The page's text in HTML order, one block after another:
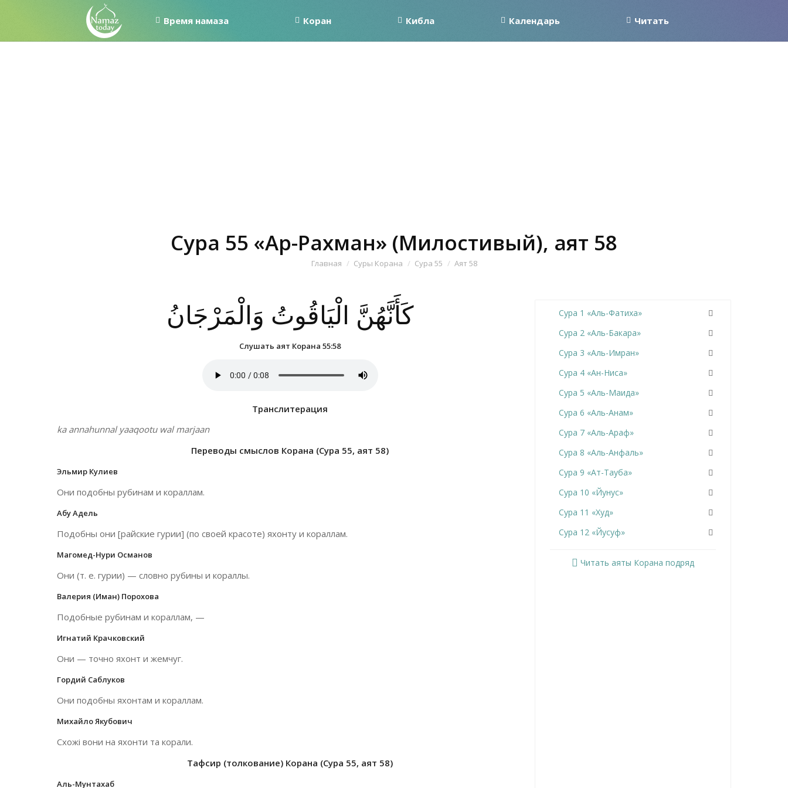
Время намаза Коран Кибла Календарь Читать
Сура 55 «Ар-Рахман» (Милостивый), аят 58
Вы здесь:
Главная Суры Корана Сура 55 Аят 58
كَأَنَّهُنَّ الْيَاقُوتُ وَالْمَرْجَانُ
Слушать аят Корана 55:58
Транслитерация
ka annahunnal yaaqootu wal marjaan
Переводы смыслов Корана (Сура 55, аят 58)
Эльмир Кулиев
Они подобны рубинам и кораллам.
Абу Адель
Подобны они [райские гурии] (по своей красоте) яхонту и кораллам.
Магомед-Нури Османов
Они (т. е. гурии) — словно рубины и кораллы.
Валерия (Иман) Порохова
Подобные рубинам и кораллам, —
Игнатий Крачковский
Они — точно яхонт и жемчуг.
Гордий Саблуков
Они подобны яхонтам и кораллам.
Михайло Якубович
Схожі вони на яхонти та корали.
Тафсир (толкование) Корана (Сура 55, аят 58)
Аль-Мунтахаб
Сура 1 «Аль-Фатиха»
Сура 2 «Аль-Бакара»
Сура 3 «Аль-Имран»
Сура 4 «Ан-Ниса»
Сура 5 «Аль-Маида»
Сура 6 «Аль-Анам»
Сура 7 «Аль-Араф»
Сура 8 «Аль-Анфаль»
Сура 9 «Ат-Тауба»
Сура 10 «Йунус»
Сура 11 «Худ»
Сура 12 «Йусуф»
Читать аяты Корана подряд